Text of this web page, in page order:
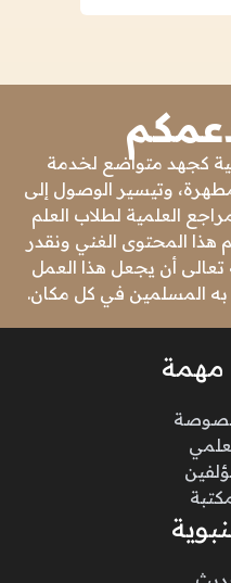
كجهد متواضع لخدمة
وتيسير الوصول إلى
العلمية لطلاب العلم
هذا المحتوى الغني ونقدر
تعالى أن يجعل هذا العمل
به المسلمين في كل مكان.